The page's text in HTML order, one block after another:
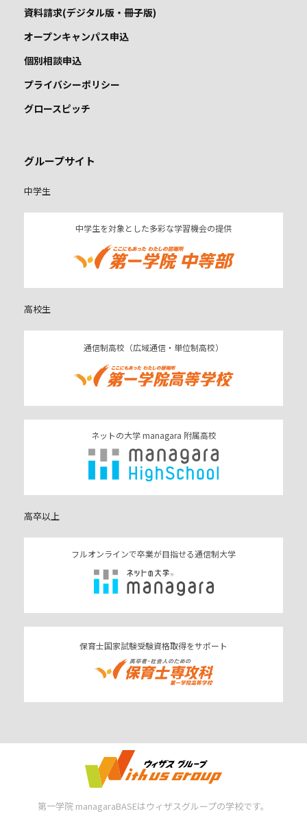
資料請求(デジタル版・冊子版)
オープンキャンパス申込
個別相談申込
プライバシーポリシー
グロースピッチ
グループサイト
中学生
中学生を対象とした多彩な学習機会の提供
高校生
通信制高校（広域通信・単位制高校）
ネットの大学 managara 附属高校
高卒以上
フルオンラインで卒業が目指せる通信制大学
保育士国家試験受験資格取得をサポート
第一学院 managaraBASEはウィザスグループの学校です。